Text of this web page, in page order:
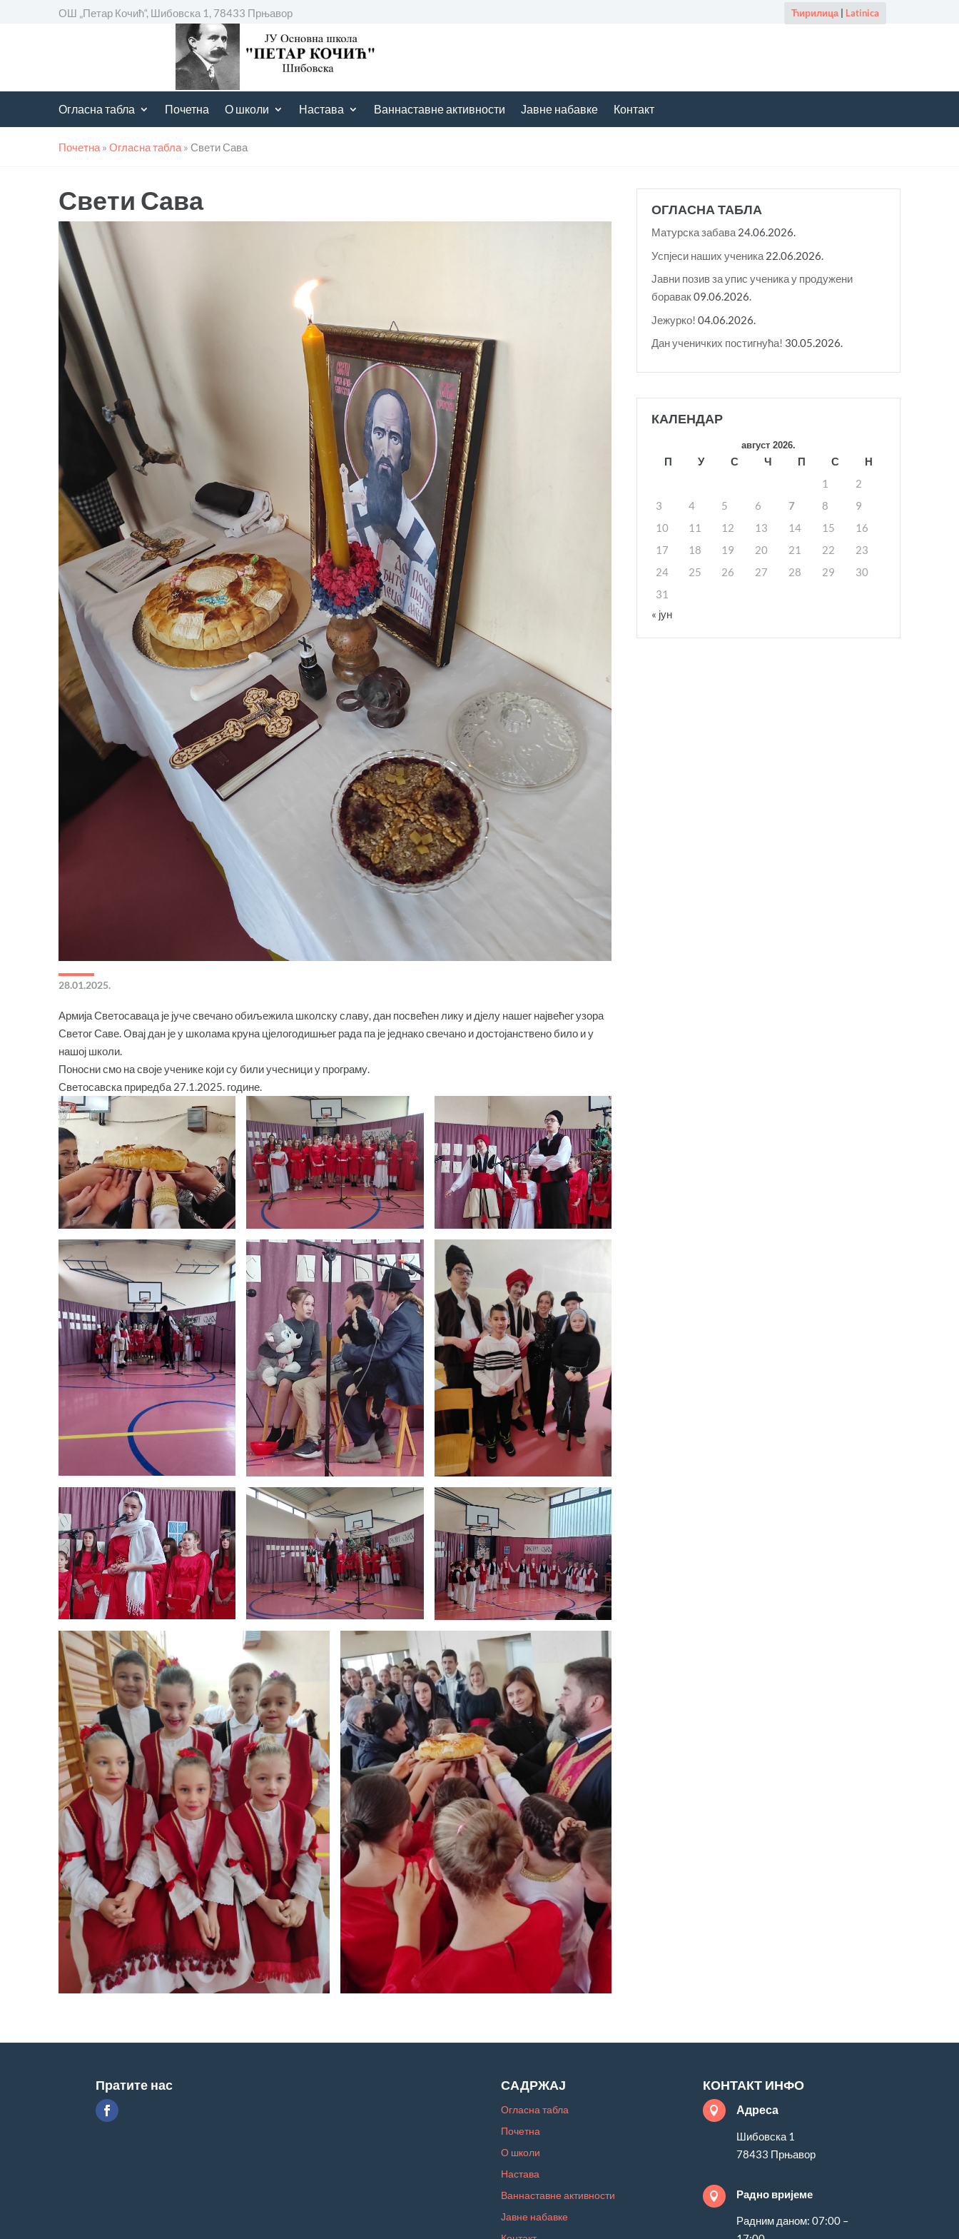
ОШ „Петар Кочић“, Шибовска 1, 78433 Прњавор Ћирилица| Latinica
Огласна табла Почетна О школи Настава Ваннаставне активности Јавне набавке Контакт
Почетна » Огласна табла » Свети Сава
Свети Сава
28.01.2025.
Армија Светосаваца је јуче свечано обиљежила школску славу, дан посвећен лику и дјелу нашег највећег узора
Светог Саве. Овај дан је у школама круна цјелогодишњег рада па је једнако свечано и достојанствено било и у
нашој школи.
Поносни смо на своје ученике који су били учесници у програму.
Светосавска приредба 27.1.2025. године.
ОГЛАСНА ТАБЛА
Матурска забава 24.06.2026.
Успјеси наших ученика 22.06.2026.
Јавни позив за упис ученика у продужени
боравак09.06.2026.
Јежурко! 04.06.2026.
Дан ученичких постигнућа! 30.05.2026.
КАЛЕНДАР
август 2026.
П У С Ч П С
Н
1
2
3
4 5 6 7 8
9
10
11 12 13 14 15
16
17
18 19 20 21 22
23
24
25 26 27 28 29
30
31
« јун
Пратите нас САДРЖАЈ
Огласна табла
Почетна
О школи
Настава
Ваннаставне активности
Јавне набавке
КОНТАКТ ИНФО
 Адреса
Шибовска 1
78433 Прњавор
 Радно вријеме
Радним даном: 07:00 –